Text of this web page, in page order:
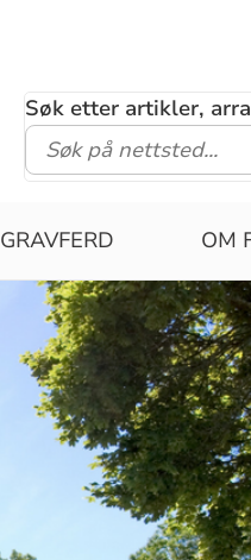
Søk etter artikler,
GRAVFERD OM